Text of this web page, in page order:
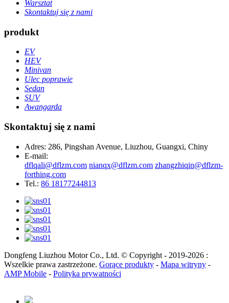
Warsztat
Skontaktuj się z nami
produkt
EV
HEV
Minivan
Ulec poprawie
Sedan
SUV
Awangarda
Skontaktuj się z nami
Adres: 286, Pingshan Avenue, Liuzhou, Guangxi, Chiny
E-mail:
dflqali@dflzm.com nianqx@dflzm.com zhangzhiqin@dflzm-
forthing.com
Tel.: 86 18177244813
Dongfeng Liuzhou Motor Co., Ltd. © Copyright - 2019-2026 :
Wszelkie prawa zastrzeżone. Gorące produkty - Mapa witryny -
AMP Mobile - Polityka prywatności